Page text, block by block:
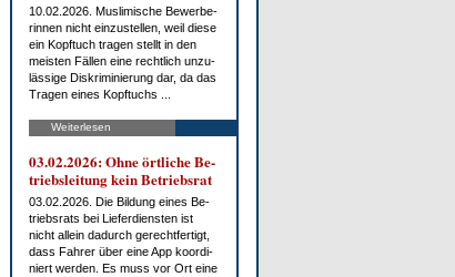
10.02.2026. Mus­li­mi­sche Be­wer­be­
rin­nen nicht ein­zu­stel­len, weil die­se
ein Kopf­tuch tra­gen stellt in den
meis­ten Fäl­len ei­ne recht­lich un­zu­
läs­si­ge Dis­kri­mi­nie­rung dar, da das
Tra­gen ei­nes Kopf­tuchs ...
Weiterlesen
03.02.2026: Oh­ne ört­li­che Be­
triebs­lei­tung kein Be­triebs­rat
03.02.2026. Die Bil­dung ei­nes Be­
triebs­rats bei Lie­fer­diens­ten ist
nicht al­lein da­durch ge­recht­fer­tigt,
dass Fah­rer über ei­ne App ko­or­di­
niert wer­den. Es muss vor Ort ei­ne